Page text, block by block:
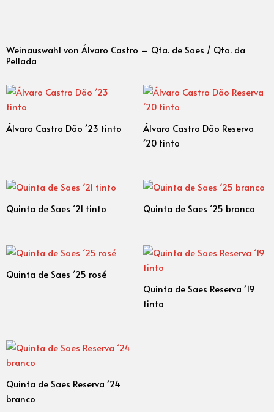
Weinauswahl von Álvaro Castro – Qta. de Saes / Qta. da
Pellada
Álvaro Castro Dão ´23 tinto
Álvaro Castro Dão Reserva
´20 tinto
Quinta de Saes ´21 tinto Quinta de Saes ´25 branco
Quinta de Saes ´25 rosé
Quinta de Saes Reserva ´19
tinto
Quinta de Saes Reserva ´24
branco